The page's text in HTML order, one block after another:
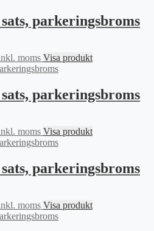
parkeringsbroms
kr.
moms Visa produkt
parkeringsbroms
kr.
moms Visa produkt
parkeringsbroms
moms Visa produkt